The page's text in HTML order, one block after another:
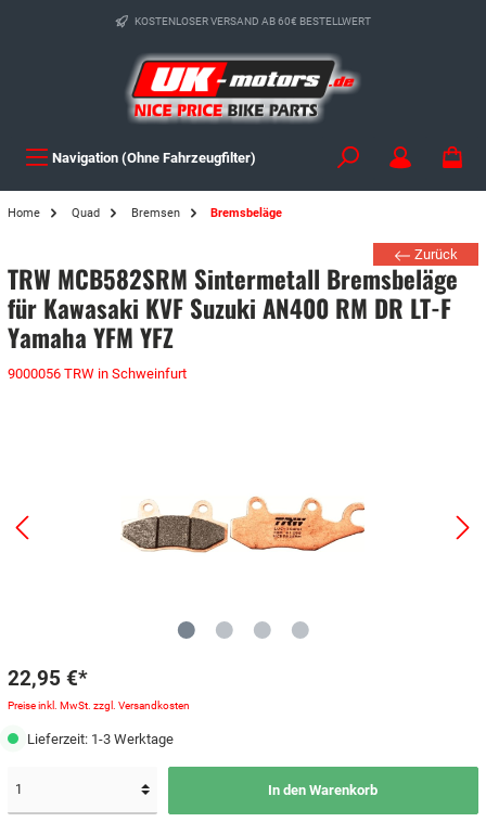
KOSTENLOSER VERSAND AB 60€ BESTELLWERT
Navigation (Ohne Fahrzeugfilter)
Home Quad Bremsen Bremsbeläge
Zurück
TRW MCB582SRM Sintermetall Bremsbeläge
für Kawasaki KVF Suzuki AN400 RM DR LT-F
Yamaha YFM YFZ
9000056 TRW in Schweinfurt
22,95 €*
Preise inkl. MwSt. zzgl. Versandkosten
Lieferzeit: 1-3 Werktage
In den Warenkorb